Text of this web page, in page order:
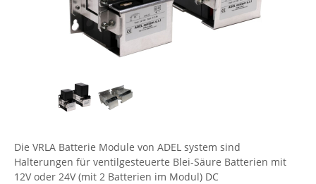
Energiemessung
Energieverteilung
IP, WLAN & GSM Sensorik
IoT - Internet of Things
IPC, Industrielle Netzwerktechnik & WLAN
Wi-Fi - WLAN - Wireless
Comet System
Contemporary Controls
Enginko - mcf88
Fokus Technologies
Die VRLA Batterie Module von ADEL system sind
Halterungen für ventilgesteuerte Blei-Säure Batterien mit
12V oder 24V (mit 2 Batterien im Modul) DC